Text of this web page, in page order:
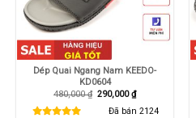
Dép Quai Ngang Nam KEEDO-
KD0604
480,000₫ Giá
290,000₫Giá
hiện
tại
Đã bán2124